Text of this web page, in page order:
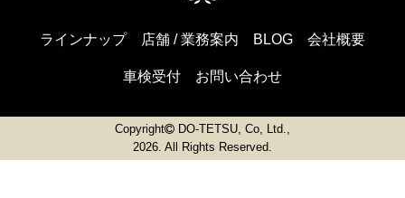
ラインナップ 店舗 / 業務案内 BLOG 会社概要
車検受付 お問い合わせ
Copyright
DO-TETSU, Co, Ltd.,
2026. All Rights Reserved.